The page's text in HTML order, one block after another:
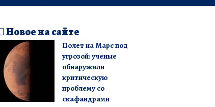
Новое на сайте
Полет на Марс под
угрозой: ученые
обнаружили
критическую
проблему со
скафандрами